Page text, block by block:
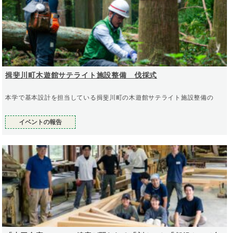
揖斐川町木遊館サテライト施設整備 伐採式
本学で基本設計を担当している揖斐川町の木遊館サテライト施設整備の
イベントの報告